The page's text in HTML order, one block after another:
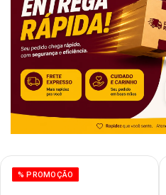
% PROMOÇÃO